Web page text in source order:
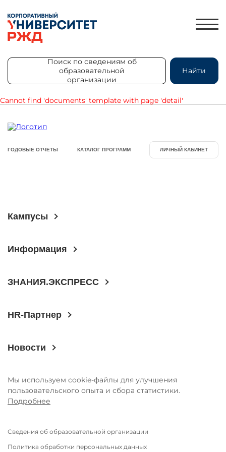
Поиск по сведениям об
образовательной
организации
Найти
ЛИЧНЫЙ КАБИНЕТ
ЗНАНИЯ.ЭКСПРЕСС
НОВОСТИ
История
Награды
Сведения об образовательной
Годовые отчеты
III Форум лидеров корпоративного
обучения России
Сообщество внутренних тренеров
Поиск по сведениям об
образовательной
организации
Найти
Cannot find 'documents' template with page 'detail'
ГОДОВЫЕ ОТЧЕТЫ КАТАЛОГ ПРОГРАММ ЛИЧНЫЙ КАБИНЕТ
Кампусы
Информация
ЗНАНИЯ.ЭКСПРЕСС
HR-Партнер
Новости
Мы используем cookie-файлы для улучшения
пользовательского опыта и сбора статистики.
Подробнее
Сведения об образовательной организации
Политика обработки персональных данных